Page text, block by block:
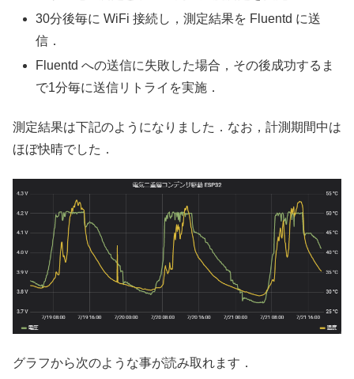
30分後毎に WiFi 接続し，測定結果を Fluentd に送
信．
Fluentd への送信に失敗した場合，その後成功するま
で1分毎に送信リトライを実施．
測定結果は下記のようになりました．なお，計測期間中は
ほぼ快晴でした．
グラフから次のような事が読み取れます．